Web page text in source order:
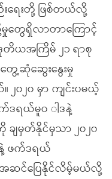
ရေးတို့ ဖြစ်တယ်လို့
မှုတွေရှိလာတာကြောင့်
ယအကြိမ် ၂၁ ရာစု
ေ့ဆုံဆွေးနွေးမှု
၂၀၂၀ မှာ ကျင်းပမယ့်
ဒရယ်မူဝ ါဒနဲ့
မှတ်နိုင်မှသာ ၂၀၂၀
နဲ့ ဖက်ဒရယ်
ဆင်ပြေနိုင်လိမ့်မယ်လို့